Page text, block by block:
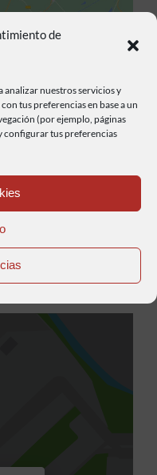
de
analizar nuestros servicios y
tus preferencias en base a un
(por ejemplo, páginas
configurar tus preferencias
de marketing y